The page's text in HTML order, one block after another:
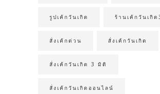
รูปเค้กวันเกิด ร้านเค้กวันเกิด
สั่งเค้กด่วน สั่งเค้กวันเกิด
สั่งเค้กวันเกิด 3 มิติ
สั่งเค้กวันเกิดออนไลน์